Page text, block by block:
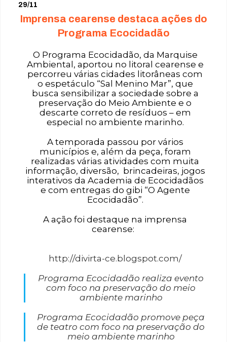
29/11
Imprensa cearense destaca ações do
Programa Ecocidadão
O Programa Ecocidadão, da Marquise
Ambiental, aportou no litoral cearense e
percorreu várias cidades litorâneas com
o espetáculo “Sal Menino Mar”, que
busca sensibilizar a sociedade sobre a
preservação do Meio Ambiente e o
descarte correto de resíduos – em
especial no ambiente marinho.
A temporada passou por vários
municípios e, além da peça, foram
realizadas várias atividades com muita
informação, diversão, brincadeiras, jogos
interativos da Academia de Ecocidadãos
e com entregas do gibi “O Agente
Ecocidadão”.
A ação foi destaque na imprensa
cearense:
http://divirta-ce.blogspot.com/
Programa Ecocidadão realiza evento
com foco na preservação do meio
ambiente marinho
Programa Ecocidadão promove peça
de teatro com foco na preservação do
meio ambiente marinho